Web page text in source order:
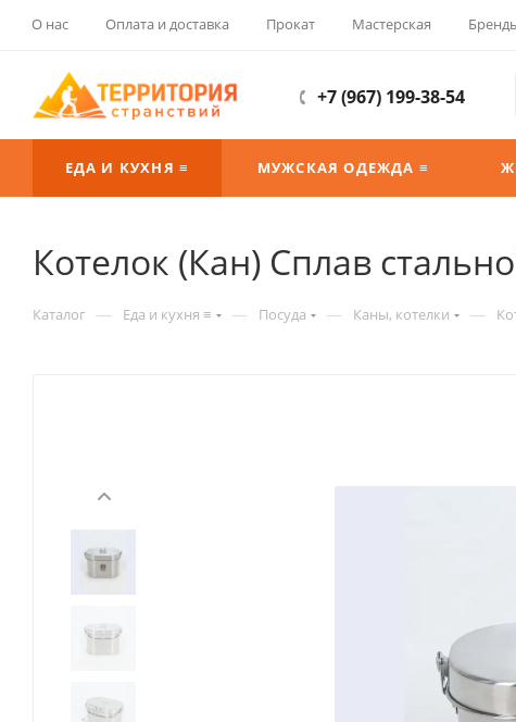
О нас Оплата и доставка Прокат Мастерская
+7 (967) 199-38-54
ЕДА И КУХНЯ ≡ МУЖСКАЯ ОДЕЖДА ≡
Котелок (Кан) Сплав
Каталог — Еда и кухня ≡ — Посуда — Каны, котелки —